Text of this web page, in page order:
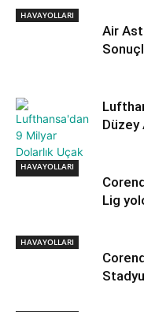
HAVAYOLLARI
Air
HAVAYOLLARI
Düzey
HAVAYOLLARI
Lig
HAVAYOLLARI